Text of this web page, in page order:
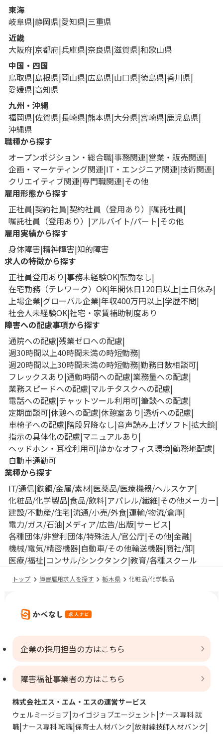
東海
岐阜県 静岡県 愛知県 三重県
近畿
大阪府 京都府 兵庫県 奈良県 滋賀県 和歌山県
中国・四国
鳥取県 島根県 岡山県 広島県 山口県 徳島県 香川県
愛媛県 高知県
九州・沖縄
福岡県 佐賀県 長崎県 熊本県 大分県 宮崎県 鹿児島県
沖縄県
職種から探す
オープンポジション・総合職 事務関連 営業・販売関連
企画・マーケティング関連 IT・エンジニア関連 技術関連
クリエイティブ関連 専門職関連 その他
雇用形態から探す
正社員 契約社員 契約社員（登用あり）
嘱託社員
嘱託社員（登用あり）
アルバイト/パート その他
雇用実績から探す
身体障害 精神障害 知的障害
求人の特徴から探す
正社員登用あり 事務未経験OK 転勤なし
在宅勤務（テレワーク）OK 年間休日120日以上 土日休み
上場企業 グローバル企業 年収400万円以上 学歴不問
社会人未経験OK 社宅・家賃補助制度あり
障害への配慮事項から探す
通院への配慮 残業ゼロへの配慮
週30時間以上40時間未満の時短勤務
週20時間以上30時間未満の時短勤務 勤務日数相談可
フレックスあり 通勤時間への配慮 業務量への配慮
業務スピードへの配慮 マルチタスクへの配慮
電話への配慮 チャットツール利用可 筆談への配慮
定期面談可 休憩への配慮 休憩室あり 透析への配慮
車椅子への配慮 階段昇降なし 音声読み上げソフト 拡大鏡
指示の具体化の配慮 マニュアルあり
ヘッドホン・耳栓利用可 静かなオフィス環境 勤務地配慮
自動車通勤可
業種から探す
IT/通信 鉄鋼/金属/素材 医薬品/医療機器/ヘルスケア
化粧品/化学製品 食品/飲料 アパレル/繊維 その他メーカー
建設/不動産/住宅 流通/小売/外食 運輸/物流/倉庫
電力/ガス/石油 メディア/広告/出版 サービス
各種団体/非営利団体/特殊法人/官公庁 その他 金融
機械/電気/精密機器 自動車/その他輸送機器 商社/卸
医療/福祉 コンサル/シンクタンク 教育/各種スクール
トップ 障害雇用求人を探す 栃木県 化粧品/化学製品
企業の採用担当の方はこちら
障害福祉事業者の方はこちら
株式会社エス・エム・エスの運営サービス
ウェルミージョブ カイゴジョブエージェント ナース専科 就
職 ナース専科 転職 保育士人材バンク 放射線技師人材バンク